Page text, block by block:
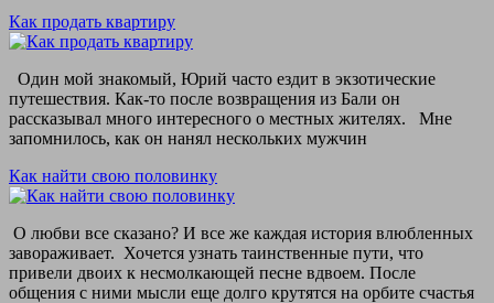
Как продать квартиру
Один мой знакомый, Юрий часто ездит в экзотические
путешествия. Как-то после возвращения из Бали он
рассказывал много интересного о местных жителях. Мне
запомнилось, как он нанял нескольких мужчин
Как найти свою половинку
О любви все сказано? И все же каждая история влюбленных
завораживает. Хочется узнать таинственные пути, что
привели двоих к несмолкающей песне вдвоем. После
общения с ними мысли еще долго крутятся на орбите счастья